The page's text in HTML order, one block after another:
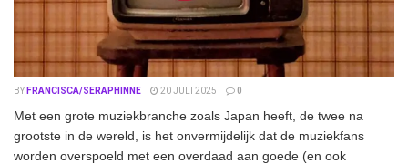
BY FRANCISCA/SERAPHINNE 20 JULI 2025 0
Met een grote muziekbranche zoals Japan heeft, de twee na
grootste in de wereld, is het onvermijdelijk dat de muziekfans
worden overspoeld met een overdaad aan goede (en ook